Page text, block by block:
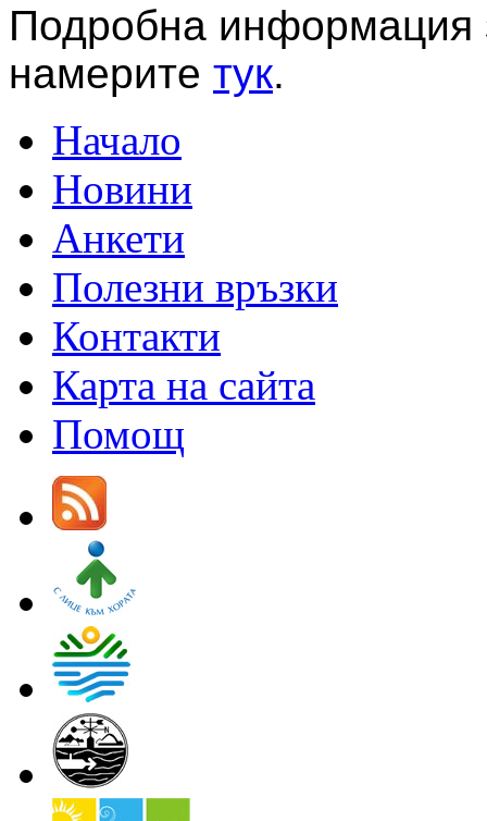
Подробна информация
намерите тук.
Начало
Новини
Анкети
Полезни връзки
Контакти
Карта на сайта
Помощ